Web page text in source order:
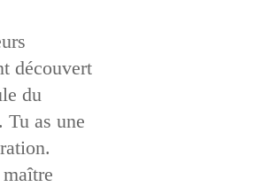
découvert
du
as une